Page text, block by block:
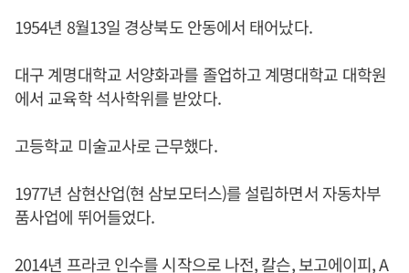
1954년 8월13일 경상북도 안동에서 태어났다.
대구 계명대학교 서양화과를 졸업하고 계명대학교 대학원
에서 교육학 석사학위를 받았다.
고등학교 미술교사로 근무했다.
1977년 삼현산업(현 삼보모터스)를 설립하면서 자동차부
품사업에 뛰어들었다.
2014년 프라코 인수를 시작으로 나전, 칼슨, 보고에이피, A